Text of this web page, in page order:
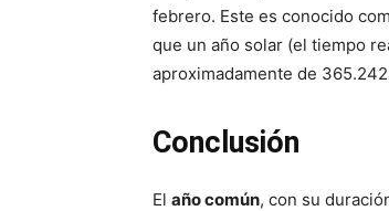
febrero. Este es conocido
que un año solar (el tiempo
aproximadamente de
Conclusión
El año común, con su